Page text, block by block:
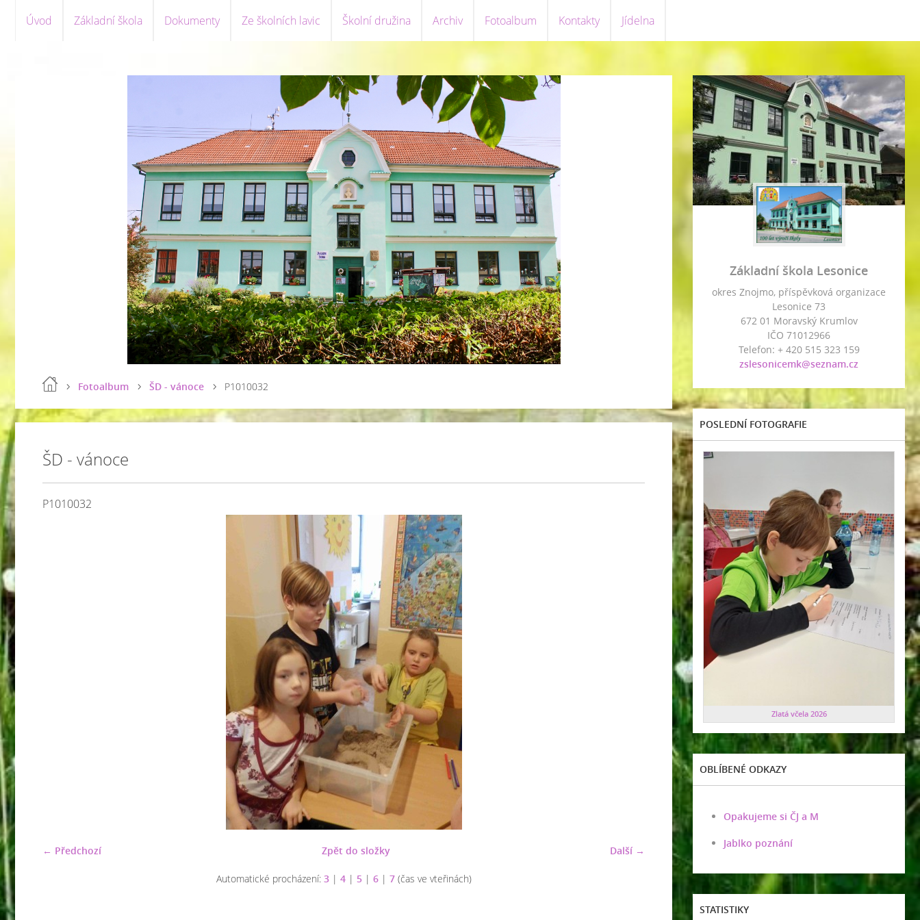
Úvod Základní škola Dokumenty Ze školních lavic Školní družina Archiv Fotoalbum Kontakty Jídelna
Fotoalbum ŠD - vánoce P1010032
ŠD - vánoce
P1010032
← Předchozí Další →
Zpět do složky
Automatické procházení: 3| 4| 5| 6| 7(čas ve vteřinách)
Základní škola Lesonice
okres Znojmo, příspěvková organizace
Lesonice 73
672 01 Moravský Krumlov
IČO 71012966
Telefon: + 420 515 323 159
zslesonicemk@seznam.cz
POSLEDNÍ FOTOGRAFIE
Zlatá včela 2026
OBLÍBENÉ ODKAZY
Opakujeme si ČJ a M
Jablko poznání
STATISTIKY